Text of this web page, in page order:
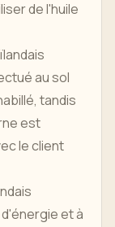
de l'huile
au sol
tandis
est
le client
et à